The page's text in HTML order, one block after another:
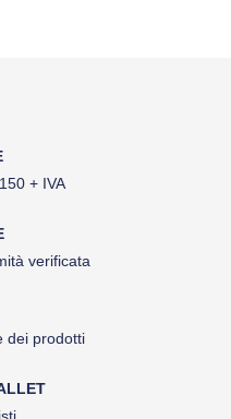
+ IVA
verificata
dei prodotti